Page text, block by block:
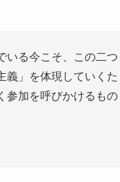
いる今こそ、この二つ
義」を体現していくた
参加を呼びかけるもの